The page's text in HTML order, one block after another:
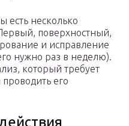
есть несколько
поверхностный,
и исправление
нужно раз в неделю).
который требует
его